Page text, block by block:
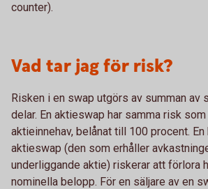
counter).
Vad tar jag för risk?
Risken i en swap utgörs av summan av
delar. En aktieswap har samma risk
aktieinnehav, belånat till 100 procent. En
aktieswap (den som erhåller
underliggande aktie) riskerar att förlora
nominella belopp. För en säljare av en